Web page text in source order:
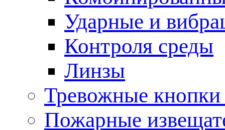
Ударные и
Контроля среды
Линзы
Тревожные кнопки
Пожарные